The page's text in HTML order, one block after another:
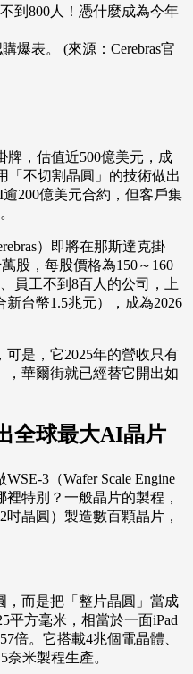
爆表。 (來源：Cerebras官
牌，估值近500億美元，成
「不切割晶圓」的技術做出
200億美元合約，但客戶集
）即將在那斯達克掛
股，每股價格為150～160
員工不到8百人的公司，上
台幣1.5兆元），成為2026
可是，它2025年的營收只有
，華爾街就已經替它開出如
全球最大AI晶片
3（Wafer Scale Engine
特別？一般晶片的製程，
晶圓）製造數百顆晶片，
，而是把「整片晶圓」當成
平方毫米，相當於一面iPad
倍。它搭載4兆個電晶體、
米製程生產。